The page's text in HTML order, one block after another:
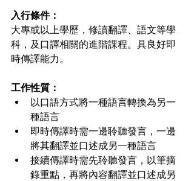
入行條件：
大專或以上學歷，修讀翻譯、語文等學
科，及口譯相關的進階課程。具良好即
時傳譯能力。
工作性質：
以口語方式將一種語言轉換為另一
種語言
即時傳譯時需一邊聆聽發言，一邊
將其翻譯並口述成另一種語言
接續傳譯時需先聆聽發言，以筆摘
錄重點，再將內容翻譯並口述成另